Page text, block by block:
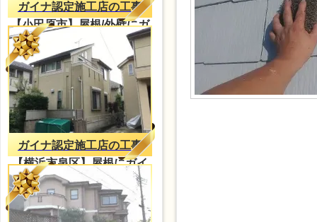
ガイナ認定施工店の工事
【小田原市】屋根/外壁にガ
イナ塗装
ガイナ認定施工店の工事
【横浜市泉区】屋根にガイ
ナ塗装